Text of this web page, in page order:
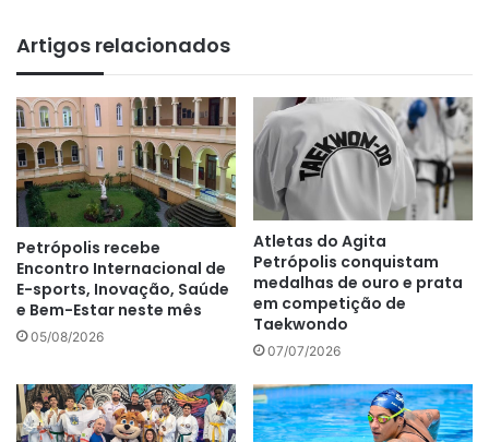
Artigos relacionados
Petrópolis recebe
Encontro Internacional de
E-sports, Inovação, Saúde
e Bem-Estar neste mês
05/08/2026
Atletas do Agita
Petrópolis conquistam
medalhas de ouro e prata
em competição de
Taekwondo
07/07/2026